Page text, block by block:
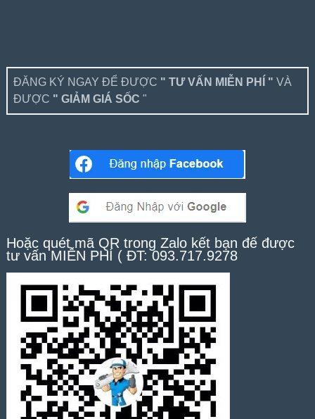
ĐĂNG KÝ NGAY ĐỂ ĐƯỢC " TƯ VẤN MIỄN PHÍ " VÀ
ĐƯỢC " GIẢM GIÁ SỐC "
Hoặc quét mã QR trong Zalo kết bạn để được
tư vấn MIỄN PHÍ ( ĐT: 093.717.9278